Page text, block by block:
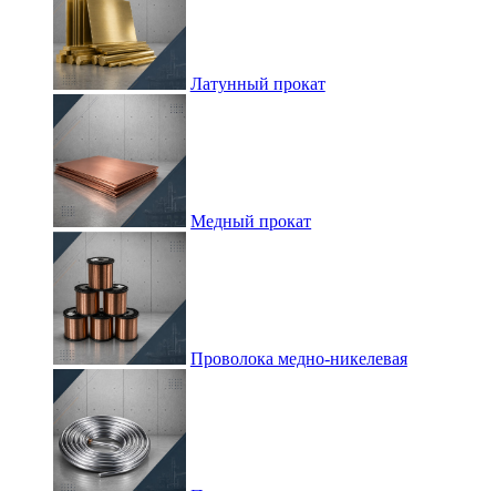
Латунный прокат
Медный прокат
Проволока медно-никелевая